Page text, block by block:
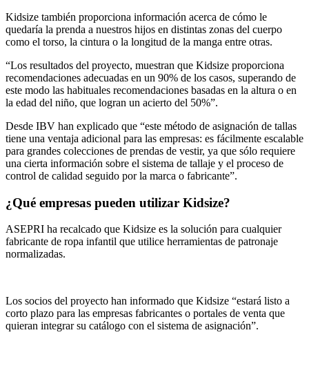
Kidsize también proporciona información acerca de cómo le
quedaría la prenda a nuestros hijos en distintas zonas del cuerpo
como el torso, la cintura o la longitud de la manga entre otras.
“Los resultados del proyecto, muestran que Kidsize proporciona
recomendaciones adecuadas en un 90% de los casos, superando de
este modo las habituales recomendaciones basadas en la altura o en
la edad del niño, que logran un acierto del 50%”.
Desde IBV han explicado que “este método de asignación de tallas
tiene una ventaja adicional para las empresas: es fácilmente escalable
para grandes colecciones de prendas de vestir, ya que sólo requiere
una cierta información sobre el sistema de tallaje y el proceso de
control de calidad seguido por la marca o fabricante”.
¿Qué empresas pueden utilizar Kidsize?
ASEPRI ha recalcado que Kidsize es la solución para cualquier
fabricante de ropa infantil que utilice herramientas de patronaje
normalizadas.
Los socios del proyecto han informado que Kidsize “estará listo a
corto plazo para las empresas fabricantes o portales de venta que
quieran integrar su catálogo con el sistema de asignación”.